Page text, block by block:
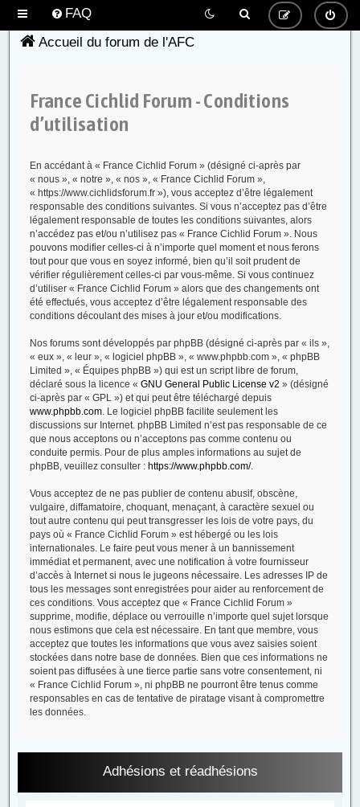
FAQ
Accueil du forum de l'AFC
France Cichlid Forum - Conditions
d’utilisation
En accédant à « France Cichlid Forum » (désigné ci-après par
« nous », « notre », « nos », « France Cichlid Forum »,
« https://www.cichlidsforum.fr »), vous acceptez d’être légalement
responsable des conditions suivantes. Si vous n’acceptez pas d’être
légalement responsable de toutes les conditions suivantes, alors
n’accédez pas et/ou n’utilisez pas « France Cichlid Forum ». Nous
pouvons modifier celles-ci à n’importe quel moment et nous ferons
tout pour que vous en soyez informé, bien qu’il soit prudent de
vérifier régulièrement celles-ci par vous-même. Si vous continuez
d’utiliser « France Cichlid Forum » alors que des changements ont
été effectués, vous acceptez d’être légalement responsable des
conditions découlant des mises à jour et/ou modifications.
Nos forums sont développés par phpBB (désigné ci-après par « ils »,
« eux », « leur », « logiciel phpBB », « www.phpbb.com », « phpBB
Limited », « Équipes phpBB ») qui est un script libre de forum,
déclaré sous la licence «GNU General Public License v2 » (désigné
ci-après par « GPL ») et qui peut être téléchargé depuis
www.phpbb.com . Le logiciel phpBB facilite seulement les
discussions sur Internet. phpBB Limited n’est pas responsable de ce
que nous acceptons ou n’acceptons pas comme contenu ou
conduite permis. Pour de plus amples informations au sujet de
phpBB, veuillez consulter :https://www.phpbb.com/.
Vous acceptez de ne pas publier de contenu abusif, obscène,
vulgaire, diffamatoire, choquant, menaçant, à caractère sexuel ou
tout autre contenu qui peut transgresser les lois de votre pays, du
pays où « France Cichlid Forum » est hébergé ou les lois
internationales. Le faire peut vous mener à un bannissement
immédiat et permanent, avec une notification à votre fournisseur
d’accès à Internet si nous le jugeons nécessaire. Les adresses IP de
tous les messages sont enregistrées pour aider au renforcement de
ces conditions. Vous acceptez que « France Cichlid Forum »
supprime, modifie, déplace ou verrouille n’importe quel sujet lorsque
nous estimons que cela est nécessaire. En tant que membre, vous
acceptez que toutes les informations que vous avez saisies soient
stockées dans notre base de données. Bien que ces informations ne
soient pas diffusées à une tierce partie sans votre consentement, ni
« France Cichlid Forum », ni phpBB ne pourront être tenus comme
responsables en cas de tentative de piratage visant à compromettre
les données.
Adhésions et réadhésions